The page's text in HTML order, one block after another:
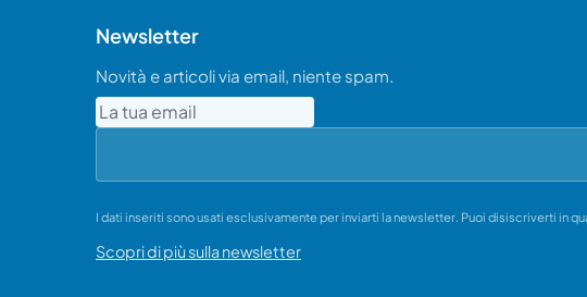
Newsletter
Novità e articoli via email, niente spam.
Email
I dati inseriti sono usati esclusivamente per inviarti la newsletter. Puoi disiscriverti in
Scopri di più sulla newsletter